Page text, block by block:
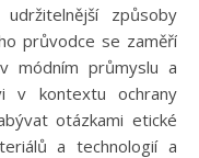
způsoby
průvodce se zaměří
módním průmyslu a
v kontextu ochrany
otázkami etické
a technologií a